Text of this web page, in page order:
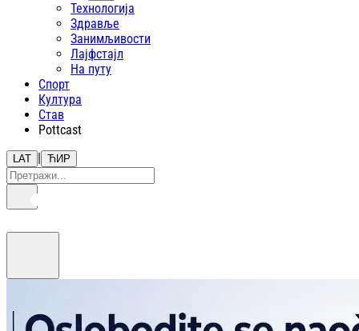
Технологија
Здравље
Занимљивости
Лајфстajл
На путу
Спорт
Култура
Став
Pottcast
LAT | ЋИР